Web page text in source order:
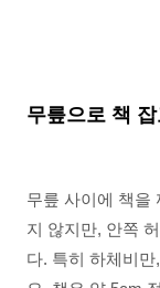
무릎으로 책 잡
무릎 사이에 책을
지 않지만, 안쪽
다. 특히 하체비